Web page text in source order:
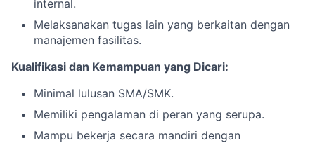
internal.
Melaksanakan tugas lain yang berkaitan dengan
manajemen fasilitas.
Kualifikasi dan Kemampuan yang Dicari:
Minimal lulusan SMA/SMK.
Memiliki pengalaman di peran yang serupa.
Mampu bekerja secara mandiri dengan